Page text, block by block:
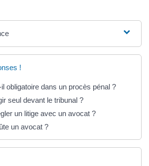
!
obligatoire dans un procès pénal ?
seul devant le tribunal ?
un litige avec un avocat ?
un avocat ?